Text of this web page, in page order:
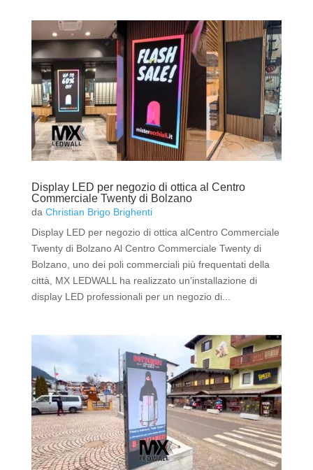
Display LED per negozio di ottica al Centro
Commerciale Twenty di Bolzano
da Christian Brigo Brighenti
Display LED per negozio di ottica alCentro Commerciale
Twenty di Bolzano Al Centro Commerciale Twenty di
Bolzano, uno dei poli commerciali più frequentati della
città, MX LEDWALL ha realizzato un’installazione di
display LED professionali per un negozio di...